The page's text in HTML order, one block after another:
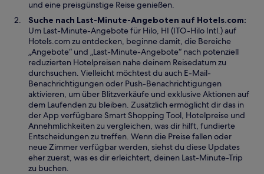
f
n
e
t
t
e
r
g
e
ö
f
f
n
e
t
und eine preisgünstige Reise genießen.
Suche nach Last-Minute-Angeboten auf Hotels.com:
Um Last-Minute-Angebote für Hilo, HI (ITO-Hilo Intl.) auf
Hotels.com zu entdecken, beginne damit, die Bereiche
„Angebote“ und „Last-Minute-Angebote“ nach potenziell
reduzierten Hotelpreisen nahe deinem Reisedatum zu
durchsuchen. Vielleicht möchtest du auch E-Mail-
Benachrichtigungen oder Push-Benachrichtigungen
aktivieren, um über Blitzverkäufe und exklusive Aktionen auf
dem Laufenden zu bleiben. Zusätzlich ermöglicht dir das in
der App verfügbare Smart Shopping Tool, Hotelpreise und
Annehmlichkeiten zu vergleichen, was dir hilft, fundierte
Entscheidungen zu treffen. Wenn die Preise fallen oder
neue Zimmer verfügbar werden, siehst du diese Updates
eher zuerst, was es dir erleichtert, deinen Last-Minute-Trip
zu buchen.